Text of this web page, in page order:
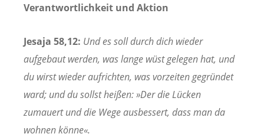
Verantwortlichkeit und Aktion
Jesaja 58,12: Und es soll durch dich wieder
aufgebaut werden, was lange wüst gelegen hat, und
du wirst wieder aufrichten, was vorzeiten gegründet
ward; und du sollst heißen: »Der die Lücken
zumauert und die Wege ausbessert, dass man da
wohnen könne«.